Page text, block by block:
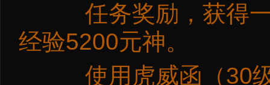
任务奖励，获得一
经验5200元神。
使用虎威函（30级